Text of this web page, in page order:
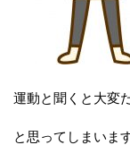
運動と聞くと大変
と思ってしまいま